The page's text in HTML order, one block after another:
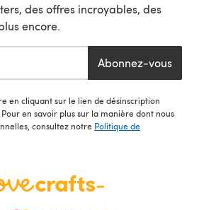
des offres incroyables, des
encore.
Abonnez-vous
en cliquant sur le lien de désinscription
en savoir plus sur la manière dont nous
consultez notre Politique de